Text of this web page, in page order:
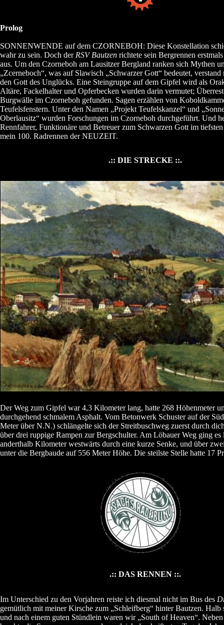
Prolog
SONNENWENDE auf dem CZORNEBOH: Diese Konstellation
wahr zu sein. Doch der RSV Bautzen richtete sein Bergrennen
aus. Um den Czorneboh am Lausitzer Bergland ranken sich Mythen
„Zcerneboch“, was auf Slawisch „Schwarzer Gott“ bedeutet,
den Gott des Unglücks. Eine Steingruppe auf dem Gipfel wird als
Altäre, Fackelhalter und Opferbecken wurden darin vermutet;
Burgwälle im Czorneboh gefunden. Sagen erzählen von
Teufelsfenstern. Unter den Namen „Projekt Teufelskanzel“ und
Oberlausitz“ wurden Forschungen im Czorneboh durchgeführt. Und
Rennfahrer, Funktionäre und Betreuer zum Schwarzen Gott im
mein 100. Radrennen der NEUZEIT.
.:: DIE STRECKE ::.
Der Weg zum Gipfel war 4,3 Kilometer lang, hatte 268 Höhenmeter
durchgehend schmalem Asphalt. Vom Betonwerk Schuster auf der
Meter über N.N.) schlängelte sich der Streitbuschweg zuerst durch
über drei ruppige Rampen zur Bergschulter. Am Löbauer Weg ging
anderthalb Kilometer westwärts durch eine kurze Senke, und über
unter die Bergbaude auf 556 Meter Höhe. Die steilste Stelle hatte 17
.:: DAS RENNEN ::.
Im Unterschied zu den Vorjahren reiste ich diesmal nicht im Bus des
gemütlich mit meiner Kirsche zum „Schleifberg“ hinter Bautzen. Halb
und nach einem guten Stündlein waren wir „South of Heaven“.